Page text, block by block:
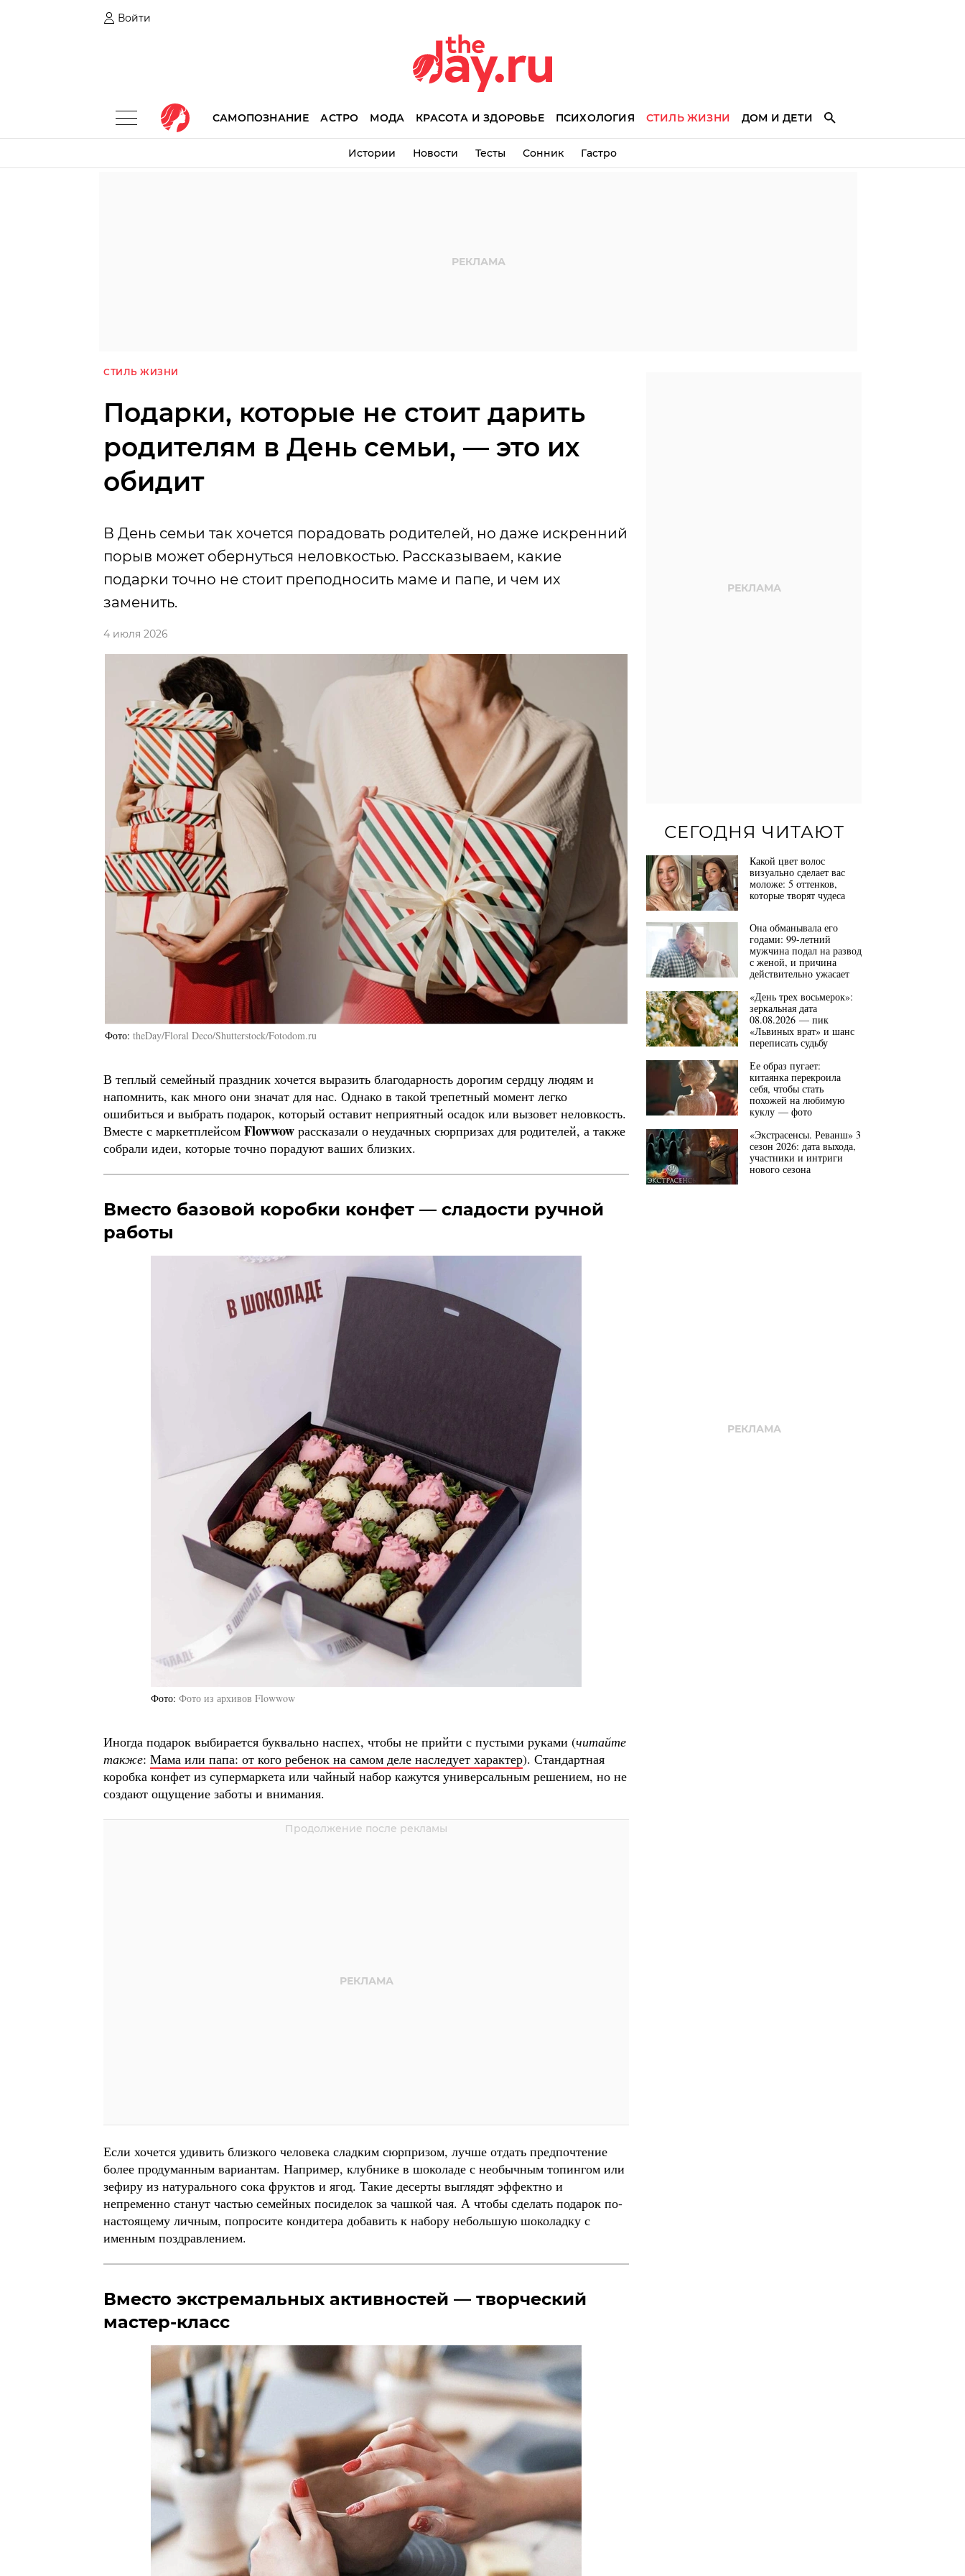
Войти
САМОПОЗНАНИЕ АСТРО МОДА КРАСОТА И ЗДОРОВЬЕ ПСИХОЛОГИЯ СТИЛЬ ЖИЗНИ ДОМ И ДЕТИ
Истории Новости Тесты Сонник Гастро
СТИЛЬ ЖИЗНИ
Подарки, которые не стоит дарить
родителям в День семьи, — это их
обидит
В День семьи так хочется порадовать родителей, но даже искренний
порыв может обернуться неловкостью. Рассказываем, какие
подарки точно не стоит преподносить маме и папе, и чем их
заменить.
4 июля 2026
Фото theDay/Floral Deco/Shutterstock/Fotodom.ru
В теплый семейный праздник хочется выразить благодарность дорогим сердцу людям и
напомнить, как много они значат для нас. Однако в такой трепетный момент легко
ошибиться и выбрать подарок, который оставит неприятный осадок или вызовет неловкость.
Вместе с маркетплейсом Flowwow рассказали о неудачных сюрпризах для родителей, а также
собрали идеи, которые точно порадуют ваших близких.
Вместо базовой коробки конфет — сладости ручной
работы
Фото Фото из архивов Flowwow
Иногда подарок выбирается буквально наспех, чтобы не прийти с пустыми руками (читайте
также: Мама или папа: от кого ребенок на самом деле наследует характер). Стандартная
коробка конфет из супермаркета или чайный набор кажутся универсальным решением, но не
создают ощущение заботы и внимания.
Если хочется удивить близкого человека сладким сюрпризом, лучше отдать предпочтение
более продуманным вариантам. Например, клубнике в шоколаде с необычным топингом или
зефиру из натурального сока фруктов и ягод. Такие десерты выглядят эффектно и
непременно станут частью семейных посиделок за чашкой чая. А чтобы сделать подарок по-
настоящему личным, попросите кондитера добавить к набору небольшую шоколадку с
именным поздравлением.
Вместо экстремальных активностей — творческий
мастер-класс
СЕГОДНЯ ЧИТАЮТ
Какой цвет волос
визуально сделает вас
моложе: 5 оттенков,
которые творят чудеса
Она обманывала его
годами: 99-летний
мужчина подал на развод
с женой, и причина
действительно ужасает
«День трех восьмерок»:
зеркальная дата
08.08.2026 — пик
«Львиных врат» и шанс
переписать судьбу
Ее образ пугает:
китаянка перекроила
себя, чтобы стать
похожей на любимую
куклу — фото
«Экстрасенсы. Реванш» 3
сезон 2026: дата выхода,
участники и интриги
нового сезона